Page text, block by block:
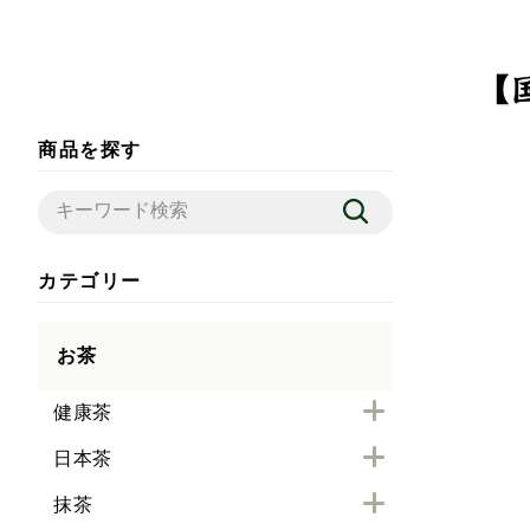
商品を探す
カテゴリー
お茶
健康茶
日本茶
抹茶